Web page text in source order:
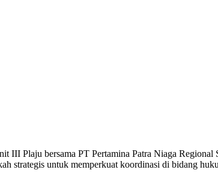
III Plaju bersama PT Pertamina Patra Niaga
strategis untuk memperkuat koordinasi di bidang